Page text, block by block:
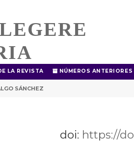
LA REVISTA NÚMEROS ANTERIORES
SÁNCHEZ
doi: https://